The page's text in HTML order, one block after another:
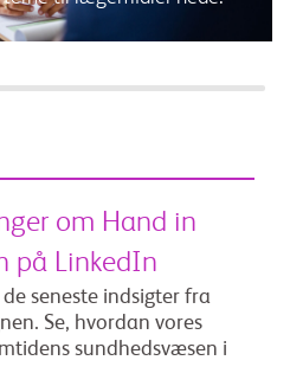
om Hand in
på LinkedIn
seneste indsigter fra
Se, hvordan vores
sundhedsvæsen i